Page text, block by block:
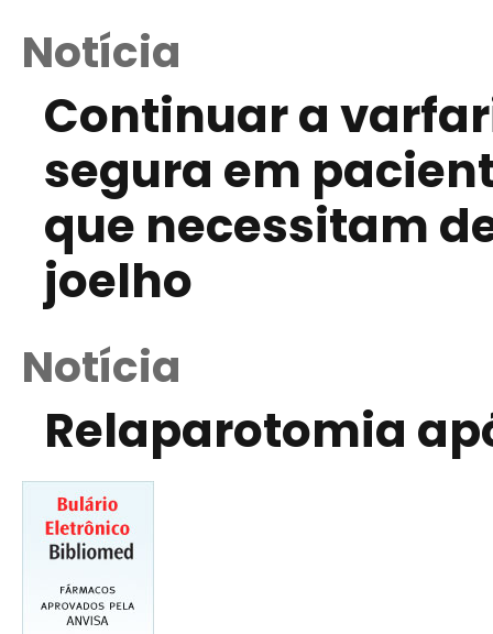
Notícia
Continuar a
segura em
que necessitam
joelho
Notícia
Relaparotomia